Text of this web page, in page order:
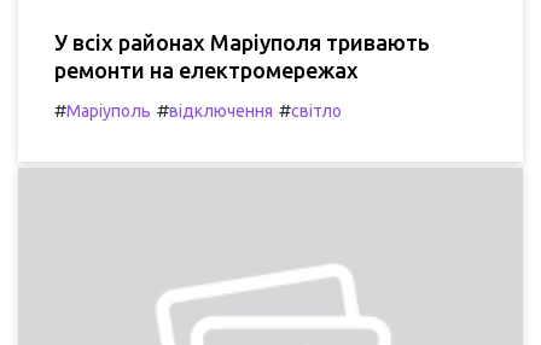
У всіх районах Маріуполя тривають
ремонти на електромережах
#Маріуполь #відключення #світло